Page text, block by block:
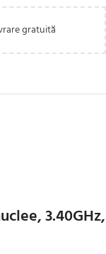
gratuită
3.40GHz,